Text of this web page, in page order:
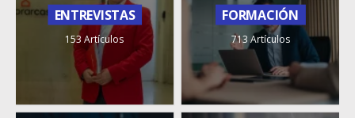
ENTREVISTAS
153 Artículos
FORMACIÓN
713 Artículos